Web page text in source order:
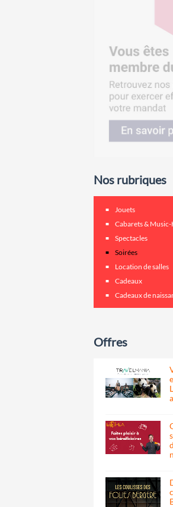
Nos rubriques
Jouets
Cabarets & Music-
Spectacles
Soirées
Location de salles
Cadeaux
Cadeaux de
Offres